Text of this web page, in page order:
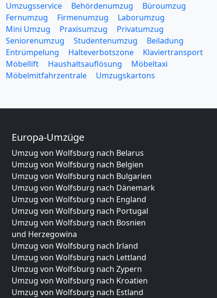
Umzugsservice Behördenumzug
Büroumzug
Fernumzug
Firmenumzug
Laborumzug
Mini Umzug
Praxisumzug
Privatumzug
Seniorenumzug
Studentenumzug
Beiladung
Entrümpelung
Halteverbotszone
Klaviertransport
Möbellift
Haushaltsauflösung
Möbeltaxi
Möbelmitfahrzentrale
Umzugskartons
Europa-Umzüge
Umzug von Wolfsburg nach Belarus
Umzug von Wolfsburg nach Belgien
Umzug von Wolfsburg nach Bulgarien
Umzug von Wolfsburg nach Dänemark
Umzug von Wolfsburg nach England
Umzug von Wolfsburg nach Portugal
Umzug von Wolfsburg nach Bosnien
und Herzegowina
Umzug von Wolfsburg nach Irland
Umzug von Wolfsburg nach Lettland
Umzug von Wolfsburg nach Zypern
Umzug von Wolfsburg nach Kroatien
Umzug von Wolfsburg nach Estland